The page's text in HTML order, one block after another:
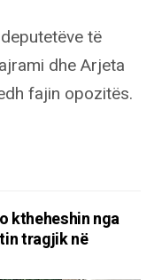
të
dhe Arjeta
fajin opozitës.
ktheheshin nga
tragjik në